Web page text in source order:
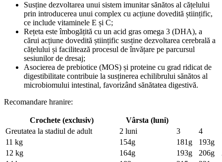
Susține dezvoltarea unui sistem imunitar sănătos al cățelului
prin introducerea unui complex cu acțiune dovedită științific,
ce include vitaminele E și C;
Rețeta este îmbogățită cu un acid gras omega 3 (DHA), a
cărui acțiune dovedită științific susține dezvoltarea cerebrală a
cățelului și facilitează procesul de învățare pe parcursul
sesiunilor de dresaj;
Asocierea de prebiotice (MOS) și proteine cu grad ridicat de
digestibilitate contribuie la susținerea echilibrului sănătos al
microbiomului intestinal, favorizând sănătatea digestivă.
Recomandare hranire:
Crochete (exclusiv)
Vârsta (luni)
Greutatea la stadiul de adult
2 luni 3 4
11 kg
154g 181g 193g
12 kg
164g 193g 206g